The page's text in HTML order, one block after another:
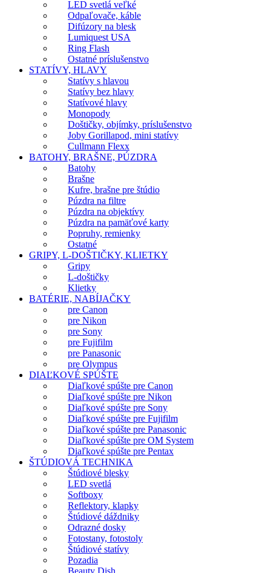
LED svetlá veľké
Odpaľovače, káble
Difúzory na blesk
Lumiquest USA
Ring Flash
Ostatné príslušenstvo
STATÍVY, HLAVY
Statívy s hlavou
Statívy bez hlavy
Statívové hlavy
Monopody
Doštičky, objímky, príslušenstvo
Joby Gorillapod, mini statívy
Cullmann Flexx
BATOHY, BRAŠNE, PÚZDRA
Batohy
Brašne
Kufre, brašne pre štúdio
Púzdra na filtre
Púzdra na objektívy
Púzdra na pamäťové karty
Popruhy, remienky
Ostatné
GRIPY, L-DOŠTIČKY, KLIETKY
Gripy
L-doštičky
Klietky
BATÉRIE, NABÍJAČKY
pre Canon
pre Nikon
pre Sony
pre Fujifilm
pre Panasonic
pre Olympus
DIAĽKOVÉ SPÚŠTE
Diaľkové spúšte pre Canon
Diaľkové spúšte pre Nikon
Diaľkové spúšte pre Sony
Diaľkové spúšte pre Fujifilm
Diaľkové spúšte pre Panasonic
Diaľkové spúšte pre OM System
Diaľkové spúšte pre Pentax
ŠTÚDIOVÁ TECHNIKA
Štúdiové blesky
LED svetlá
Softboxy
Reflektory, klapky
Štúdiové dáždniky
Odrazné dosky
Fotostany, fotostoly
Štúdiové statívy
Pozadia
Beauty Dish